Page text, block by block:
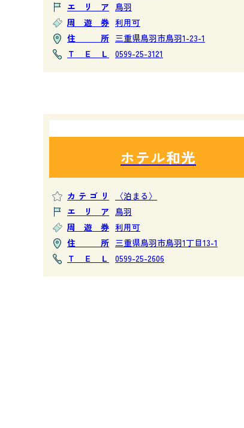
エリア 鳥羽
周遊券 利用可
住所 三重県鳥羽市鳥羽1-23-1
ＴＥＬ
0599-25-3121
ホテル和光
カテゴリ
〈泊まる〉
エリア 鳥羽
周遊券 利用可
住所 三重県鳥羽市鳥羽1丁目13-1
ＴＥＬ
0599-25-2606